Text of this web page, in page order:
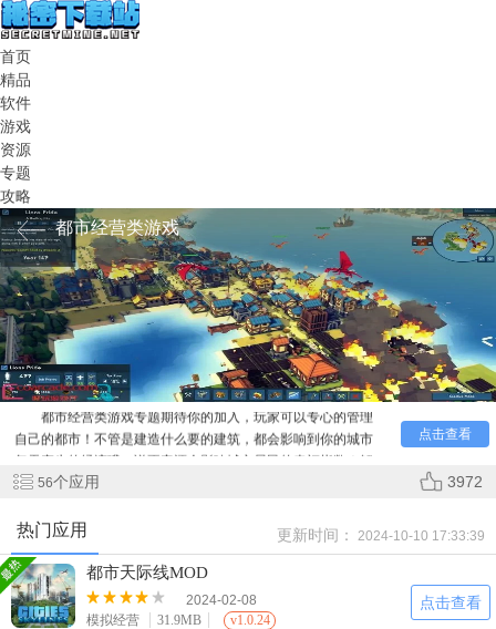
首页
精品
软件
游戏
资源
专题
攻略
都市经营类游戏
点击查看
都市经营类游戏专题期待你的加入，玩家可以专心的管理
自己的都市！不管是建造什么要的建筑，都会影响到你的城市
每天产生的经济哦，说不定还会影响城市居民的幸福指数！解
56个应用 3972
热门应用 更新时间： 2024-10-10 17:33:39
都市天际线MOD
2024-02-08
模拟经营
31.9MB v1.0.24
点击查看